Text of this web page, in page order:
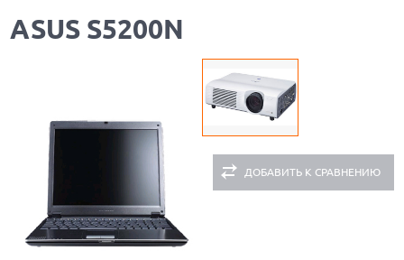
ASUS S5200N
ДОБАВИТЬ К СРАВНЕНИЮ